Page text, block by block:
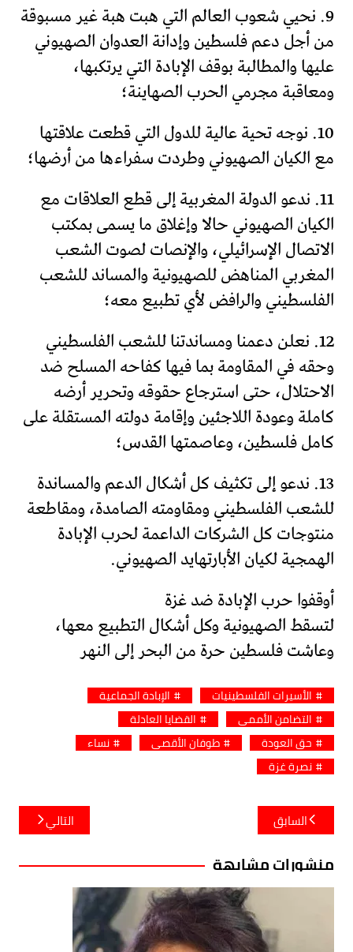
9. نحيي شعوب العالم التي هبت هبة غير مسبوقة
من أجل دعم فلسطين وإدانة العدوان الصهيوني
عليها والمطالبة بوقف الإبادة التي يرتكبها،
ومعاقبة مجرمي الحرب الصهاينة؛
10. نوجه تحية عالية للدول التي قطعت علاقتها
مع الكيان الصهيوني وطردت سفراءها من أرضها؛
11. ندعو الدولة المغربية إلى قطع العلاقات مع
الكيان الصهيوني حالا وإغلاق ما يسمى بمكتب
الاتصال الإسرائيلي، والإنصات لصوت الشعب
المغربي المناهض للصهيونية والمساند للشعب
الفلسطيني والرافض لأي تطبيع معه؛
12. نعلن دعمنا ومساندتنا للشعب الفلسطيني
وحقه في المقاومة بما فيها كفاحه المسلح ضد
الاحتلال، حتى استرجاع حقوقه وتحرير أرضه
كاملة وعودة اللاجئين وإقامة دولته المستقلة على
كامل فلسطين، وعاصمتها القدس؛
13. ندعو إلى تكثيف كل أشكال الدعم والمساندة
للشعب الفلسطيني ومقاومته الصامدة، ومقاطعة
منتوجات كل الشركات الداعمة لحرب الإبادة
الهمجية لكيان الأبارتهايد الصهيوني.
أوقفوا حرب الإبادة ضد غزة
لتسقط الصهيونية وكل أشكال التطبيع معها،
وعاشت فلسطين حرة من البحر إلى النهر
الأسيرات الفلسطينيات
الإبادة الجماعية
التضامن الأممي
القضايا العادلة
حق العودة
طوفان الأقصى
نساء
نصرة غزة
تصفّح
المقالات
السابق التالي
منشورات مشابهة